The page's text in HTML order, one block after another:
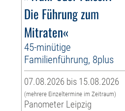
Die Führung zum
Mitraten«
45-minütige
Familienführung, 8plus
07.08.2026 bis 15.08.2026
(mehrere Einzeltermine im Zeitraum)
Panometer Leipzig